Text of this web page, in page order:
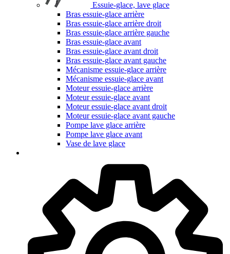
Essuie-glace, lave glace
Bras essuie-glace arrière
Bras essuie-glace arrière droit
Bras essuie-glace arrière gauche
Bras essuie-glace avant
Bras essuie-glace avant droit
Bras essuie-glace avant gauche
Mécanisme essuie-glace arrière
Mécanisme essuie-glace avant
Moteur essuie-glace arrière
Moteur essuie-glace avant
Moteur essuie-glace avant droit
Moteur essuie-glace avant gauche
Pompe lave glace arrière
Pompe lave glace avant
Vase de lave glace